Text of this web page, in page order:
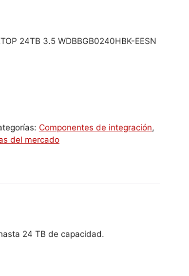
24TB 3.5 WDBBGB0240HBK-EESN
Componentes de integración,
del mercado
24 TB de capacidad.